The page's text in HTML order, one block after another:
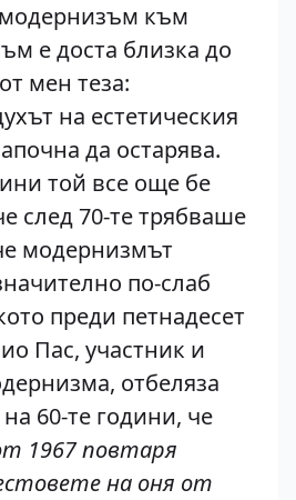
към
е доста близка до
мен теза:
на естетическия
да остарява.
той все още бе
след 70-те трябваше
модернизмът
по-слаб
преди петнадесет
Пас, участник и
отбеляза
60-те години, че
1967 повтаря
на оня от